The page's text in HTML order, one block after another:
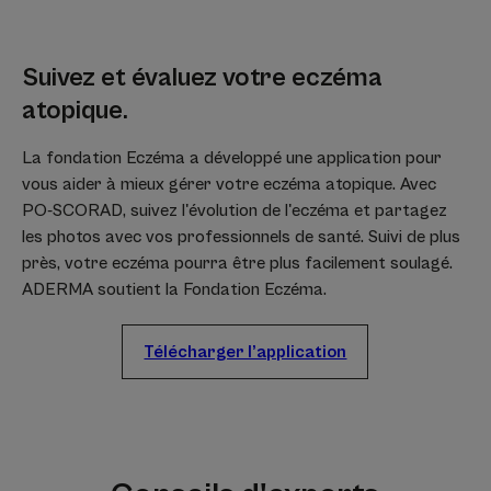
Suivez et évaluez votre eczéma
atopique.
La fondation Eczéma a développé une application pour
vous aider à mieux gérer votre eczéma atopique. Avec
PO-SCORAD, suivez l'évolution de l'eczéma et partagez
les photos avec vos professionnels de santé. Suivi de plus
près, votre eczéma pourra être plus facilement soulagé.
ADERMA soutient la Fondation Eczéma.
Télécharger l’application